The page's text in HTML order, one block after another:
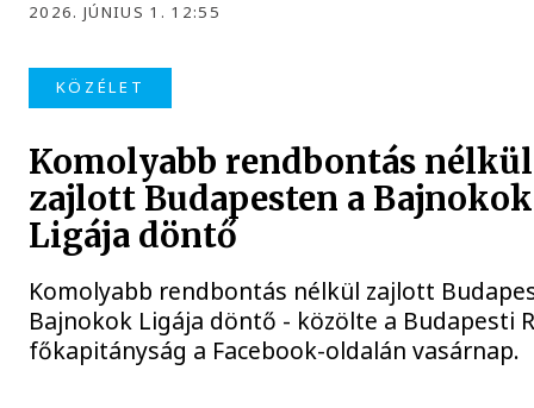
2026. JÚNIUS 1. 12:55
KÖZÉLET
Komolyabb rendbontás nélkül
zajlott Budapesten a Bajnokok
Ligája döntő
Komolyabb rendbontás nélkül zajlott
Bajnokok Ligája döntő - közölte a Budapesti
főkapitányság a Facebook-oldalán vasárnap.